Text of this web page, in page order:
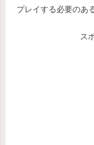
プレイする必要のあ
ス